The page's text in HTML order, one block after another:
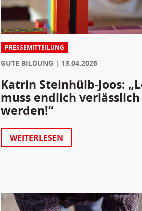
PRESSEMITTEILUNG
GUTE BILDUNG 13.04.2026
Katrin Steinhülb-Joos:
muss endlich
werden!“
WEITERLESEN